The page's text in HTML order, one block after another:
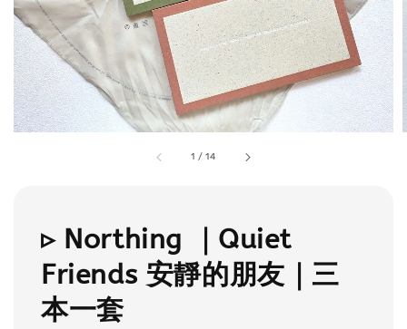
1 /14
▹ Northing ｜Quiet
Friends 安靜的朋友｜三
本一套